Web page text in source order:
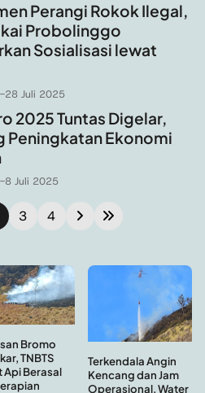
Perangi Rokok Ilegal,
Probolinggo
Sosialisasi lewat
-28 Juli 2025
2025 Tuntas Digelar,
Peningkatan Ekonomi
-8 Juli 2025
3 4
Bromo
TNBTS
Api Berasal
Terkendala Angin
Kencang dan Jam
Operasional, Water